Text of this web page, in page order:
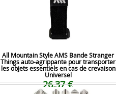
All Mountain Style AMS Bande Stranger
Things auto-agrippante pour transporter
les objets essentiels en cas de crevaison
Universel
26,37 €